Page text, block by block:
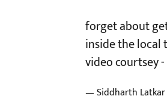
forget about
inside the local
video courtsey -
— Siddharth